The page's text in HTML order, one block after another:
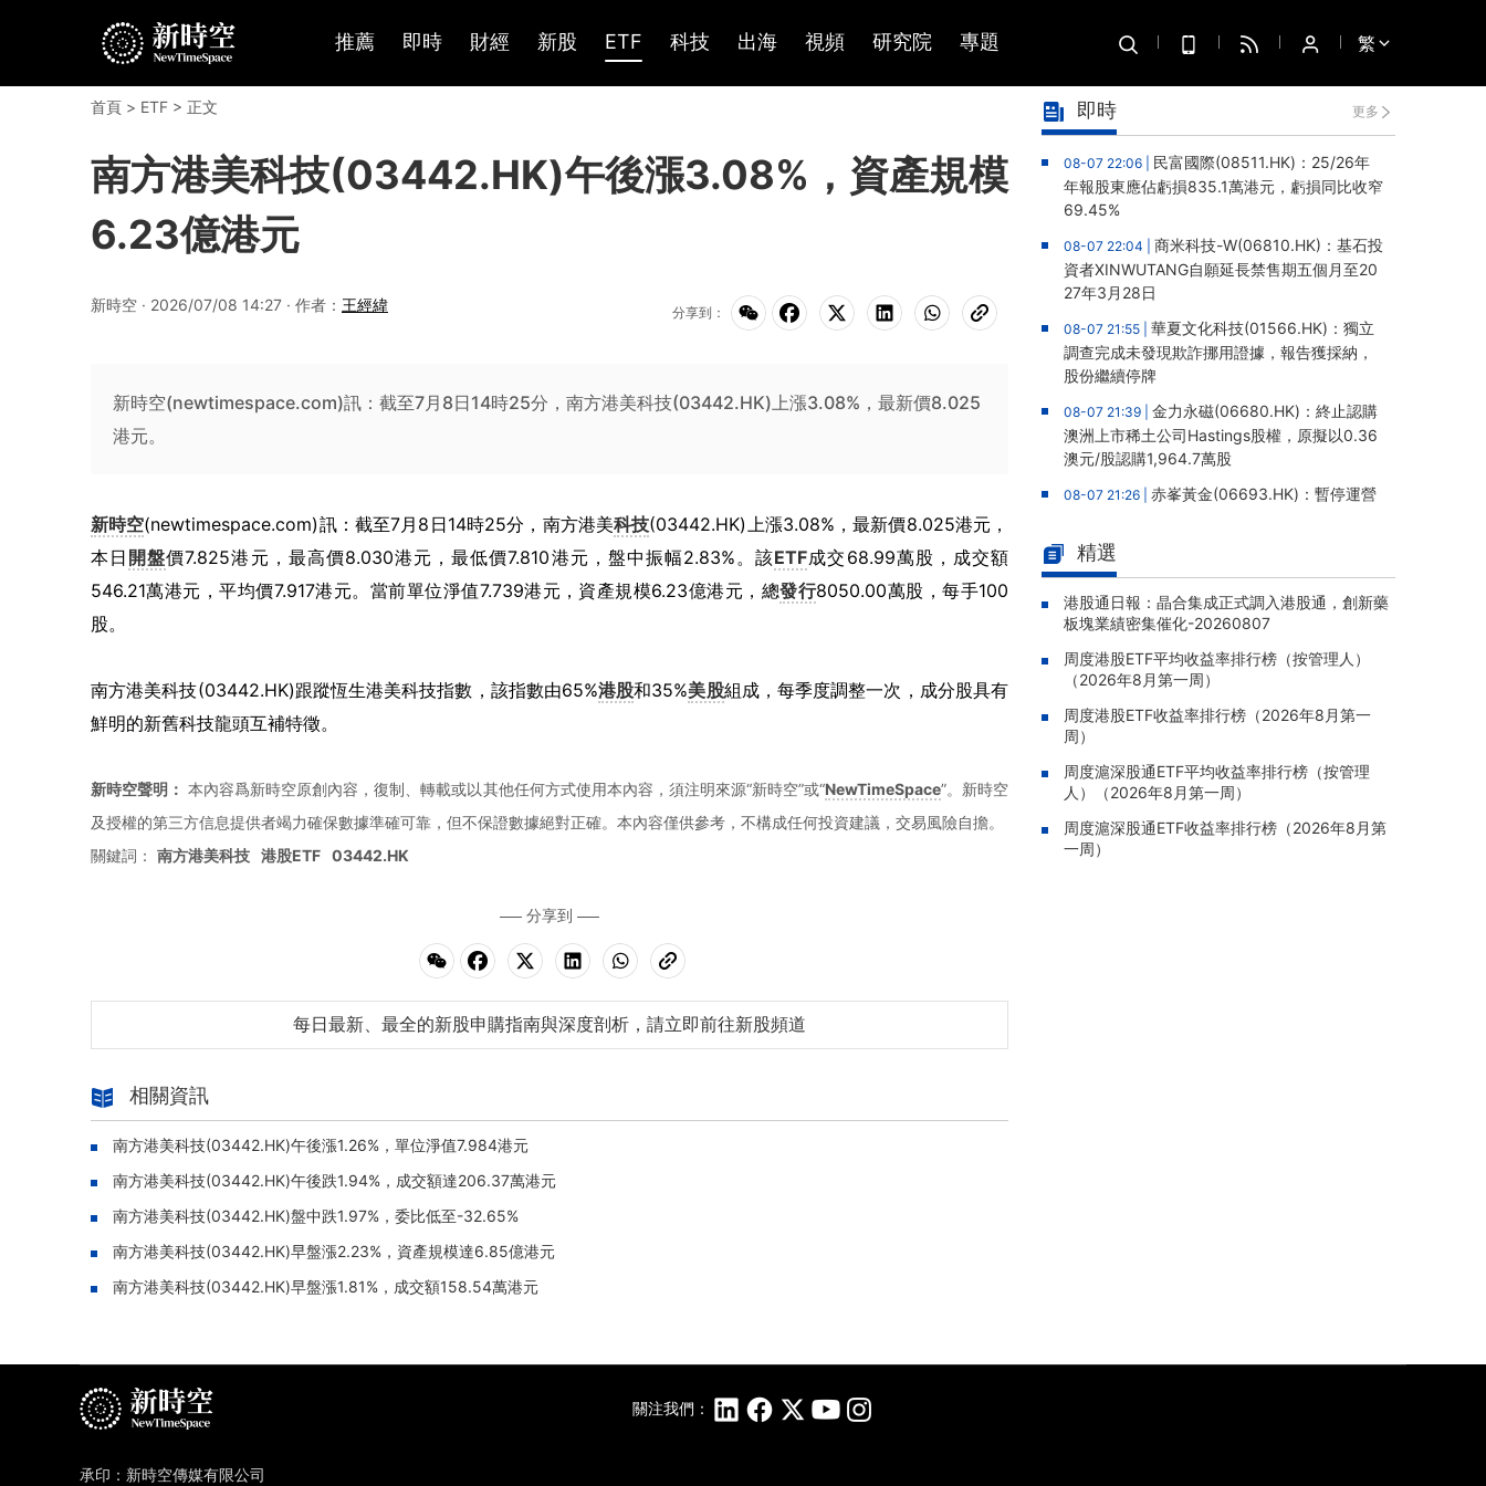
推薦 即時 財經 新股 ETF 科技 出海 視頻 研究院 專題 繁
首頁 > ETF > 正文
南方港美科技(03442.HK)午後漲3.08%，資產規模
6.23億港元
新時空 · 2026/07/08 14:27 · 作者： 王經緯 分享到：
新時空(newtimespace.com)訊：截至7月8日14時25分，南方港美科技(03442.HK)上漲3.08%，最新價8.025
港元。
新時空(newtimespace.com)訊：截至7月8日14時25分，南方港美科技(03442.HK)上漲3.08%，最新價8.025港元，
本日 開盤價7.825港元，最高價8.030港元，最低價7.810港元，盤中振幅2.83%。該ETF成交68.99萬股，成交額
546.21萬港元，平均價7.917港元。當前單位淨值7.739港元，資產規模6.23億港元，總發行8050.00萬股，每手100
股。
南方港美科技(03442.HK)跟蹤恆生港美科技指數，該指數由65%港股和35%美股組成，每季度調整一次，成分股具有
鮮明的新舊科技龍頭互補特徵。
新時空聲明： 本內容爲新時空原創內容，復制、轉載或以其他任何方式使用本內容，須注明來源“新時空”或“NewTimeSpace”。新時空
及授權的第三方信息提供者竭力確保數據準確可靠，但不保證數據絕對正確。本內容僅供參考，不構成任何投資建議，交易風險自擔。
關鍵詞： 南方港美科技 港股ETF 03442.HK
分享到
每日最新、最全的新股申購指南與深度剖析，請立即前往新股頻道
相關資訊
南方港美科技(03442.HK)午後漲1.26%，單位淨值7.984港元
南方港美科技(03442.HK)午後跌1.94%，成交額達206.37萬港元
南方港美科技(03442.HK)盤中跌1.97%，委比低至-32.65%
南方港美科技(03442.HK)早盤漲2.23%，資產規模達6.85億港元
南方港美科技(03442.HK)早盤漲1.81%，成交額158.54萬港元
即時 更多
08-07 22:06 | 民富國際(08511.HK)：25/26年
年報股東應佔虧損835.1萬港元，虧損同比收窄
69.45%
08-07 22:04 | 商米科技-W(06810.HK)：基石投
資者XINWUTANG自願延長禁售期五個月至20
27年3月28日
08-07 21:55 | 華夏文化科技(01566.HK)：獨立
調查完成未發現欺詐挪用證據，報告獲採納，
股份繼續停牌
08-07 21:39 | 金力永磁(06680.HK)：終止認購
澳洲上市稀土公司Hastings股權，原擬以0.36
澳元/股認購1,964.7萬股
08-07 21:26 | 赤峯黃金(06693.HK)：暫停運營
人民幣5,406萬元
08-07 20:07 |靈寶黃金(03330.HK)：新疆哈巴
河勘查取得重大進展，保有金金屬量由13.20噸
躍升至53.94噸
08-07 20:04 |迅策(03317.HK)：與天合算力訂
立戰略合作備忘，共探能源垂類大模型與Toke
n工廠商業化
08-07 20:02 |
中國泛半導體IMSS市場排名第三
08-07 19:47 | 浙能邁領綠航二次遞表港交所，爲
全球領先的綠色航運設備和系統提供商
08-07 19:09 |
精選
港股通日報：晶合集成正式調入港股通，創新藥
板塊業績密集催化-20260807
周度港股ETF平均收益率排行榜（按管理人）
（2026年8月第一周）
周度港股ETF收益率排行榜（2026年8月第一
周）
周度滬深股通ETF平均收益率排行榜（按管理
人）（2026年8月第一周）
周度滬深股通ETF收益率排行榜（2026年8月第
一周）
關注我們：
承印：新時空傳媒有限公司